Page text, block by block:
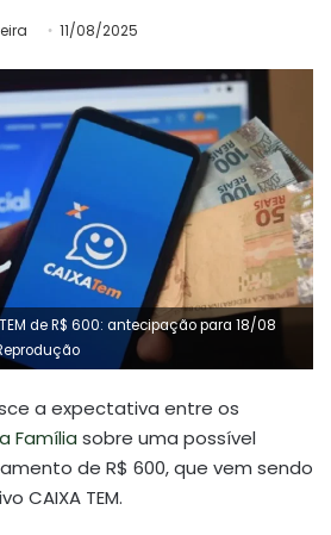
11/08/2025
de R$ 600: antecipação para 18/08
a expectativa entre os
Família sobre uma possível
de R$ 600, que vem sendo
CAIXA TEM.